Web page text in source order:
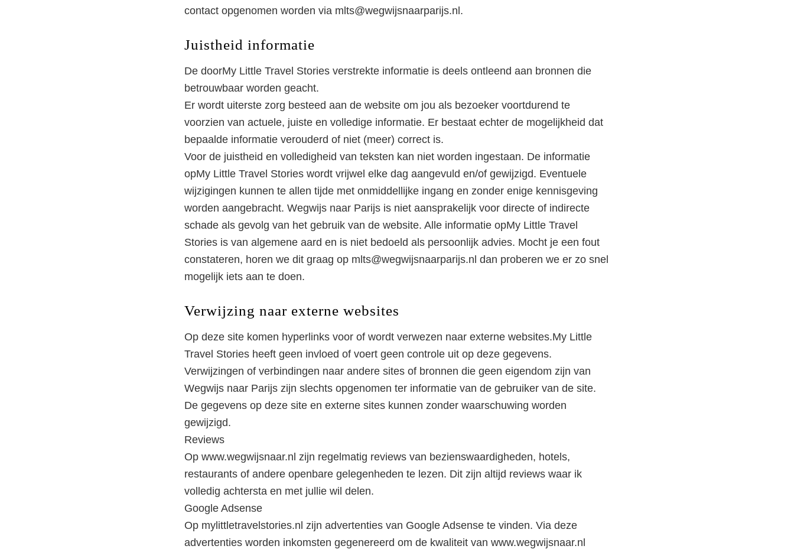
contact opgenomen worden via mlts@wegwijsnaarparijs.nl.
Juistheid informatie
De doorMy Little Travel Stories verstrekte informatie is deels ontleend aan bronnen die
betrouwbaar worden geacht.
Er wordt uiterste zorg besteed aan de website om jou als bezoeker voortdurend te
voorzien van actuele, juiste en volledige informatie. Er bestaat echter de mogelijkheid dat
bepaalde informatie verouderd of niet (meer) correct is.
Voor de juistheid en volledigheid van teksten kan niet worden ingestaan. De informatie
opMy Little Travel Stories wordt vrijwel elke dag aangevuld en/of gewijzigd. Eventuele
wijzigingen kunnen te allen tijde met onmiddellijke ingang en zonder enige kennisgeving
worden aangebracht. Wegwijs naar Parijs is niet aansprakelijk voor directe of indirecte
schade als gevolg van het gebruik van de website. Alle informatie opMy Little Travel
Stories is van algemene aard en is niet bedoeld als persoonlijk advies. Mocht je een fout
constateren, horen we dit graag op mlts@wegwijsnaarparijs.nl dan proberen we er zo snel
mogelijk iets aan te doen.
Verwijzing naar externe websites
Op deze site komen hyperlinks voor of wordt verwezen naar externe websites.My Little
Travel Stories heeft geen invloed of voert geen controle uit op deze gegevens.
Verwijzingen of verbindingen naar andere sites of bronnen die geen eigendom zijn van
Wegwijs naar Parijs zijn slechts opgenomen ter informatie van de gebruiker van de site.
De gegevens op deze site en externe sites kunnen zonder waarschuwing worden
gewijzigd.
Reviews
Op www.wegwijsnaar.nl zijn regelmatig reviews van bezienswaardigheden, hotels,
restaurants of andere openbare gelegenheden te lezen. Dit zijn altijd reviews waar ik
volledig achtersta en met jullie wil delen.
Google Adsense
Op mylittletravelstories.nl zijn advertenties van Google Adsense te vinden. Via deze
advertenties worden inkomsten gegenereerd om de kwaliteit van www.wegwijsnaar.nl